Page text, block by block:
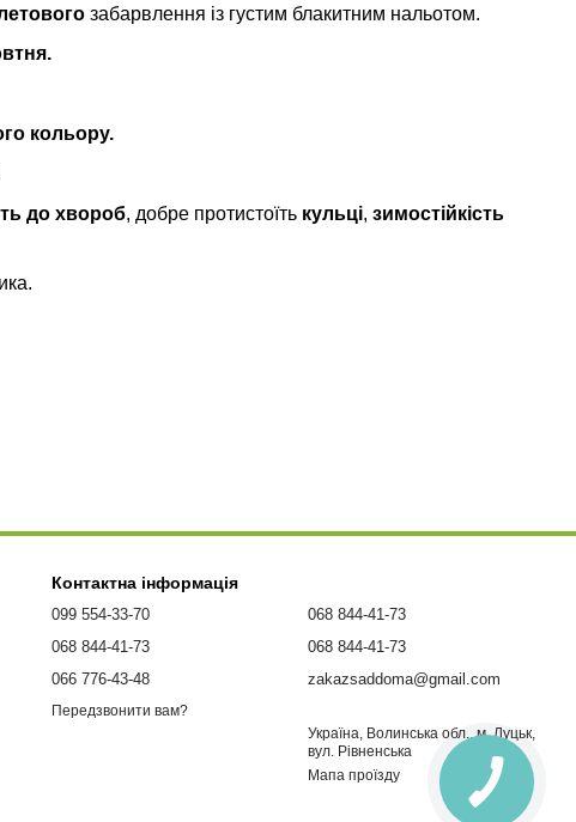
забарвлення із густим блакитним нальотом.
кольору.
до хвороб, добре протистоїтькульці, зимостійкість
Контактна інформація
099 554-33-70
068 844-41-73
066 776-43-48
Передзвонити вам?
068 844-41-73
068 844-41-73
zakazsaddoma@gmail.com
Україна, Волинська обл., м. Луцьк,
вул. Рівненська
Мапа проїзду